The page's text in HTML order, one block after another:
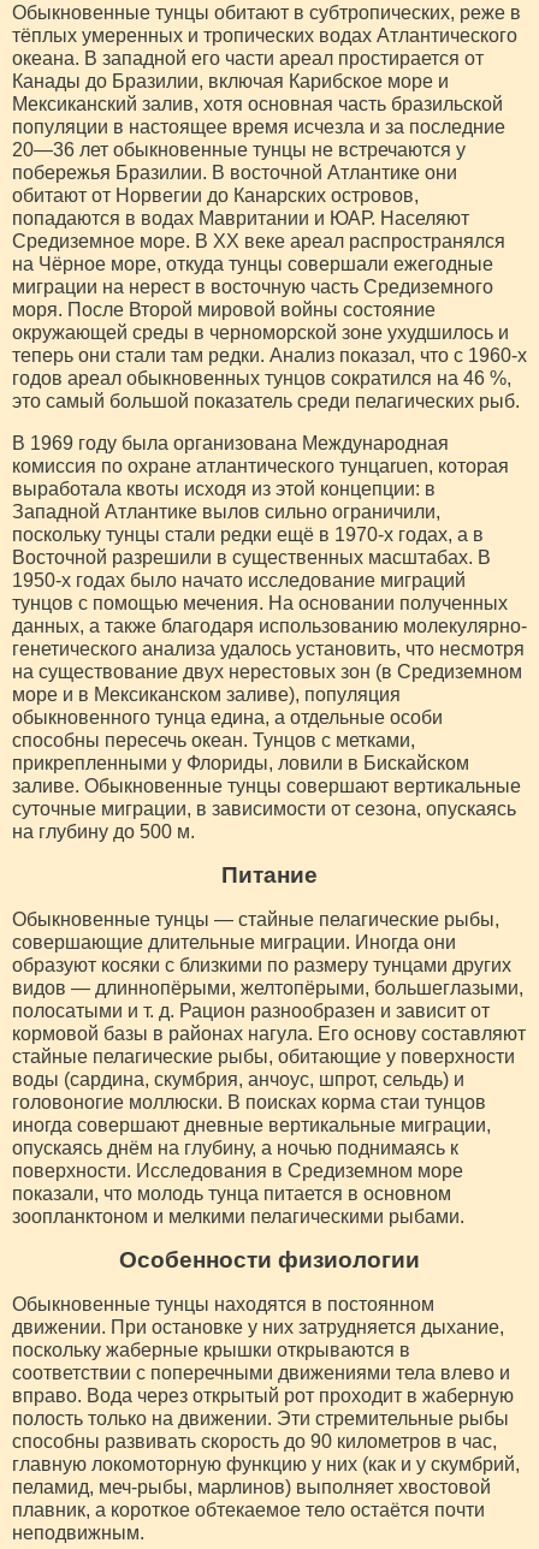
Обыкновенные тунцы обитают в субтропических, реже в
тёплых умеренных и тропических водах Атлантического
океана. В западной его части ареал простирается от
Канады до Бразилии, включая Карибское море и
Мексиканский залив, хотя основная часть бразильской
популяции в настоящее время исчезла и за последние
20—36 лет обыкновенные тунцы не встречаются у
побережья Бразилии. В восточной Атлантике они
обитают от Норвегии до Канарских островов,
попадаются в водах Мавритании и ЮАР. Населяют
Средиземное море. В XX веке ареал распространялся
на Чёрное море, откуда тунцы совершали ежегодные
миграции на нерест в восточную часть Средиземного
моря. После Второй мировой войны состояние
окружающей среды в черноморской зоне ухудшилось и
теперь они стали там редки. Анализ показал, что с 1960-х
годов ареал обыкновенных тунцов сократился на 46 %,
это самый большой показатель среди пелагических рыб.
В 1969 году была организована Международная
комиссия по охране атлантического тунцаruen, которая
выработала квоты исходя из этой концепции: в
Западной Атлантике вылов сильно ограничили,
поскольку тунцы стали редки ещё в 1970-х годах, а в
Восточной разрешили в существенных масштабах. В
1950-х годах было начато исследование миграций
тунцов с помощью мечения. На основании полученных
данных, а также благодаря использованию молекулярно-
генетического анализа удалось установить, что несмотря
на существование двух нерестовых зон (в Средиземном
море и в Мексиканском заливе), популяция
обыкновенного тунца едина, а отдельные особи
способны пересечь океан. Тунцов с метками,
прикрепленными у Флориды, ловили в Бискайском
заливе. Обыкновенные тунцы совершают вертикальные
суточные миграции, в зависимости от сезона, опускаясь
на глубину до 500 м.
Питание
Обыкновенные тунцы — стайные пелагические рыбы,
совершающие длительные миграции. Иногда они
образуют косяки с близкими по размеру тунцами других
видов — длиннопёрыми, желтопёрыми, большеглазыми,
полосатыми и т. д. Рацион разнообразен и зависит от
кормовой базы в районах нагула. Его основу составляют
стайные пелагические рыбы, обитающие у поверхности
воды (сардина, скумбрия, анчоус, шпрот, сельдь) и
головоногие моллюски. В поисках корма стаи тунцов
иногда совершают дневные вертикальные миграции,
опускаясь днём на глубину, а ночью поднимаясь к
поверхности. Исследования в Средиземном море
показали, что молодь тунца питается в основном
зоопланктоном и мелкими пелагическими рыбами.
Особенности физиологии
Обыкновенные тунцы находятся в постоянном
движении. При остановке у них затрудняется дыхание,
поскольку жаберные крышки открываются в
соответствии с поперечными движениями тела влево и
вправо. Вода через открытый рот проходит в жаберную
полость только на движении. Эти стремительные рыбы
способны развивать скорость до 90 километров в час,
главную локомоторную функцию у них (как и у скумбрий,
пеламид, меч-рыбы, марлинов) выполняет хвостовой
плавник, а короткое обтекаемое тело остаётся почти
неподвижным.